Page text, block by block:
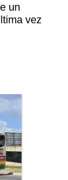
un
vez